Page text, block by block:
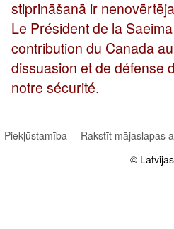
stiprināšanā ir
Le Président de la
contribution du Canada
dissuasion et de défense
notre sécurité.
Piekļūstamība
Rakstīt mājaslapas
©